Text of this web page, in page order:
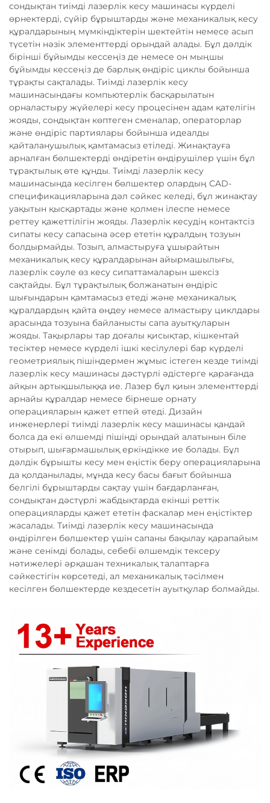
сондықтан тиімді лазерлік кесу машинасы күрделі
өрнектерді, сүйір бұрыштарды және механикалық кесу
құралдарының мүмкіндіктерін шектейтін немесе асып
түсетін нәзік элементтерді орындай алады. Бұл дәлдік
бірінші бұйымды кессеңіз де немесе он мыңшы
бұйымды кессеңіз де барлық өндіріс циклы бойынша
тұрақты сақталады. Тиімді лазерлік кесу
машинасындағы компьютерлік басқарылатын
орналастыру жүйелері кесу процесінен адам қателігін
жояды, сондықтан көптеген сменалар, операторлар
және өндіріс партиялары бойынша идеалды
қайталанушылық қамтамасыз етіледі. Жинақтауға
арналған бөлшектерді өндіретін өндірушілер үшін бұл
тұрақтылық өте құнды. Тиімді лазерлік кесу
машинасында кесілген бөлшектер олардың CAD-
спецификацияларына дәл сәйкес келеді, бұл жинақтау
уақытын қысқартады және қолмен ілеспе немесе
реттеу қажеттілігін жояды. Лазерлік кесудің контактсіз
сипаты кесу сапасына әсер ететін құралдың тозуын
болдырмайды. Тозып, алмастыруға ұшырайтын
механикалық кесу құралдарынан айырмашылығы,
лазерлік сәуле өз кесу сипаттамаларын шексіз
сақтайды. Бұл тұрақтылық болжанатын өндіріс
шығындарын қамтамасыз етеді және механикалық
құралдардың қайта өңдеу немесе алмастыру циклдары
арасында тозуына байланысты сапа ауытқуларын
жояды. Тақырлары тар доғалы қисықтар, кішкентай
тесіктер немесе күрделі ішкі кесілулері бар күрделі
геометриялық пішіндермен жұмыс істеген кезде тиімді
лазерлік кесу машинасы дәстүрлі әдістерге қарағанда
айқын артықшылыққа ие. Лазер бұл қиын элементтерді
арнайы құралдар немесе бірнеше орнату
операцияларын қажет етпей өтеді. Дизайн
инженерлері тиімді лазерлік кесу машинасы қандай
болса да екі өлшемді пішінді орындай алатынын біле
отырып, шығармашылық еркіндікке ие болады. Бұл
дәлдік бұрышты кесу мен еңістік беру операцияларына
да қолданылады, мұнда кесу басы бағыт бойынша
белгілі бұрыштарды сақтау үшін бағдарланған,
сондықтан дәстүрлі жабдықтарда екінші реттік
операцияларды қажет ететін фаскалар мен еңістіктер
жасалады. Тиімді лазерлік кесу машинасында
өндірілген бөлшектер үшін сапаны бақылау қарапайым
және сенімді болады, себебі өлшемдік тексеру
нәтижелері әрқашан техникалық талаптарға
сәйкестігін көрсетеді, ал механикалық тәсілмен
кесілген бөлшектерде кездесетін ауытқулар болмайды.